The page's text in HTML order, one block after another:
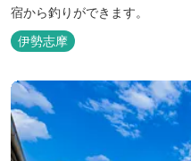
宿から釣りができます。
伊勢志摩